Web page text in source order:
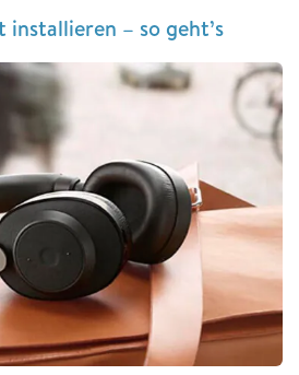
installieren – so geht’s